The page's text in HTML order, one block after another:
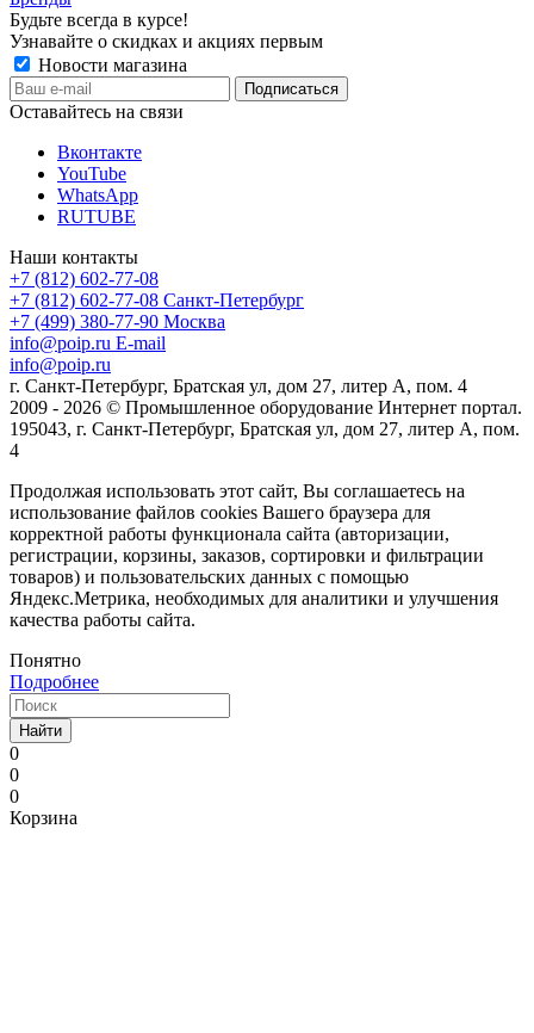
Будьте всегда в курсе!
Узнавайте о скидках и акциях первым
Новости магазина
Оставайтесь на связи
Вконтакте
YouTube
WhatsApp
RUTUBE
Наши контакты
+7 (812) 602-77-08
+7 (812) 602-77-08 Санкт-Петербург
+7 (499) 380-77-90 Москва
info@poip.ru E-mail
info@poip.ru
г. Санкт-Петербург, Братская ул, дом 27, литер А, пом. 4
2009 - 2026 © Промышленное оборудование Интернет портал.
195043, г. Санкт-Петербург, Братская ул, дом 27, литер А, пом.
4
Продолжая использовать этот сайт, Вы соглашаетесь на
использование файлов cookies Вашего браузера для
корректной работы функционала сайта (авторизации,
регистрации, корзины, заказов, сортировки и фильтрации
товаров) и пользовательских данных с помощью
Яндекс.Метрика, необходимых для аналитики и улучшения
качества работы сайта.
Понятно
Подробнее
Найти
0
0
0
Корзина